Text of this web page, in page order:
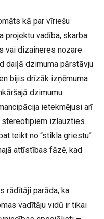
kā par vīriešu
projektu vadība, skarba
vai dizaineres nozare
daiļā dzimuma pārstāvju
bijis drīzāk izņēmuma
dzimumu
ietekmējusi arī
izlauzties
teikt no “stikla griestu”
attīstības fāzē, kad
rādītāji parāda, ka
vadītāju vidū ir tikai